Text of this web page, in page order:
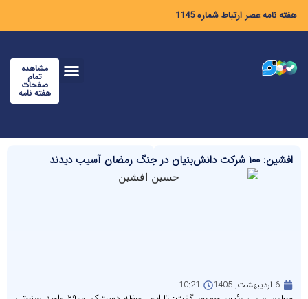
هفته نامه عصر ارتباط شماره 1145
مشاهده
تمام
صفحات
هفته نامه
افشین: ۱۰۰ شرکت دانش‌بنیان در جنگ رمضان آسیب دیدند
6 اردیبهشت, 1405 10:21